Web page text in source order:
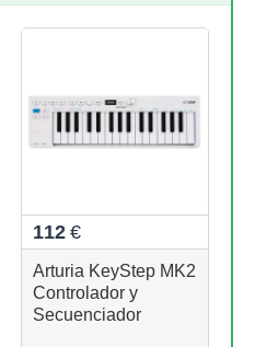
112 €
Arturia KeyStep MK2
Controlador y
Secuenciador